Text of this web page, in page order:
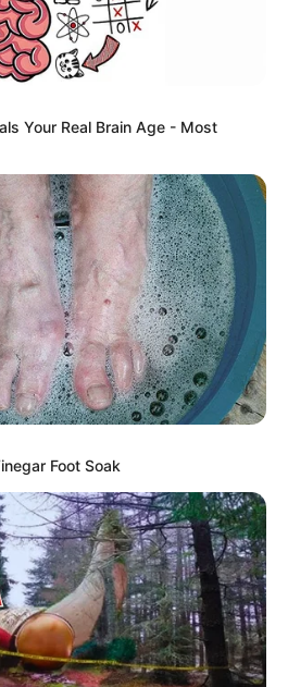
PRÓXIMA MATÉRIA
Servidora de saúde ganha R$
10 mil após queda em Posto de
AQUI!
Your Real Brain Age - Most
Foot Soak